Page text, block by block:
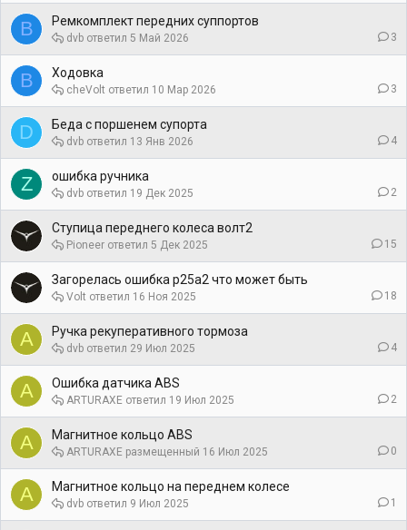
В Ремкомплект передних суппортов
3
5 Май 2026
dvb
В Ходовка
3
10 Мар 2026
cheVolt
D Беда с поршенем супорта
4
13 Янв 2026
dvb
Z ошибка ручника
2
19 Дек 2025
dvb
Ступица переднего колеса волт2
15
5 Дек 2025
Pioneer
Загорелась ошибка p25a2 что может быть
18
16 Ноя 2025
Volt
A Ручка рекуперативного тормоза
4
29 Июл 2025
dvb
A Ошибка датчика ABS
2
19 Июл 2025
ARTURAXE
A Магнитное кольцо ABS
0
16 Июл 2025
ARTURAXE
A Магнитное кольцо на переднем колесе
1
9 Июл 2025
dvb